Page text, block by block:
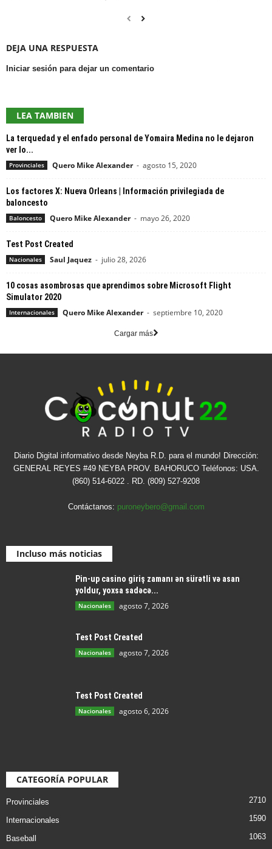
DEJA UNA RESPUESTA
Iniciar sesión para dejar un comentario
LEA TAMBIEN
La terquedad y el enfado personal de Yomaira Medina no le dejaron
ver lo...
Provinciales Quero Mike Alexander - agosto 15, 2020
Los factores X: Nueva Orleans | Información privilegiada de
baloncesto
Baloncesto Quero Mike Alexander - mayo 26, 2020
Test Post Created
Nacionales Saul Jaquez - julio 28, 2026
10 cosas asombrosas que aprendimos sobre Microsoft Flight
Simulator 2020
Internacionales Quero Mike Alexander - septiembre 10, 2020
Cargar más
Diario Digital informativo desde Neyba R.D. para el mundo! Dirección:
GENERAL REYES #49 NEYBA PROV. BAHORUCO Teléfonos: USA.
(860) 514-6022 . RD. (809) 527-9208
Contáctanos: puroneybero@gmail.com
Incluso más noticias
Pin-up casino giriş zamanı ən sürətli və asan
yoldur, yoxsa sadəcə...
Nacionales agosto 7, 2026
Test Post Created
Nacionales agosto 7, 2026
Test Post Created
Nacionales agosto 6, 2026
CATEGORÍA POPULAR
Provinciales 2710
Internacionales 1590
Baseball 1063